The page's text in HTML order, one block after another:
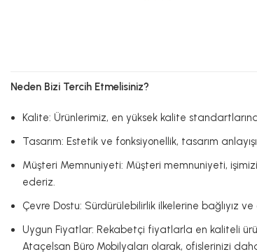
Neden Bizi Tercih Etmelisiniz?
Kalite: Ürünlerimiz, en yüksek kalite
Tasarım: Estetik ve fonksiyonellik, tasarım
Müşteri Memnuniyeti: Müşteri memnuniyeti,
ederiz.
Çevre Dostu: Sürdürülebilirlik ilkelerine bağlıyız
Uygun Fiyatlar: Rekabetçi fiyatlarla en kaliteli
Ataçelsan Büro Mobilyaları olarak, ofislerinizi